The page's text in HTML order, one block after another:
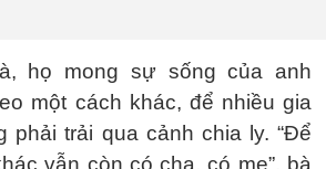
họ mong sự sống của anh
một cách khác, để nhiều gia
phải trải qua cảnh chia ly. “Để
vẫn còn có cha, có mẹ”, bà